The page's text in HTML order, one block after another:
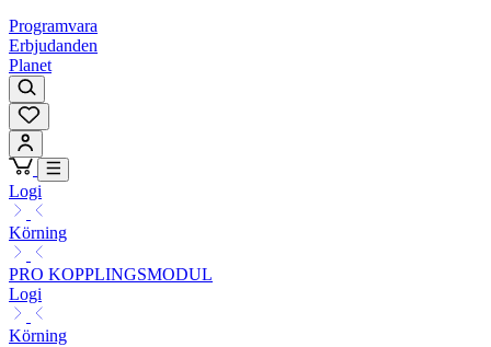
Programvara
Erbjudanden
Planet
Logi
Körning
PRO KOPPLINGSMODUL
Logi
Körning